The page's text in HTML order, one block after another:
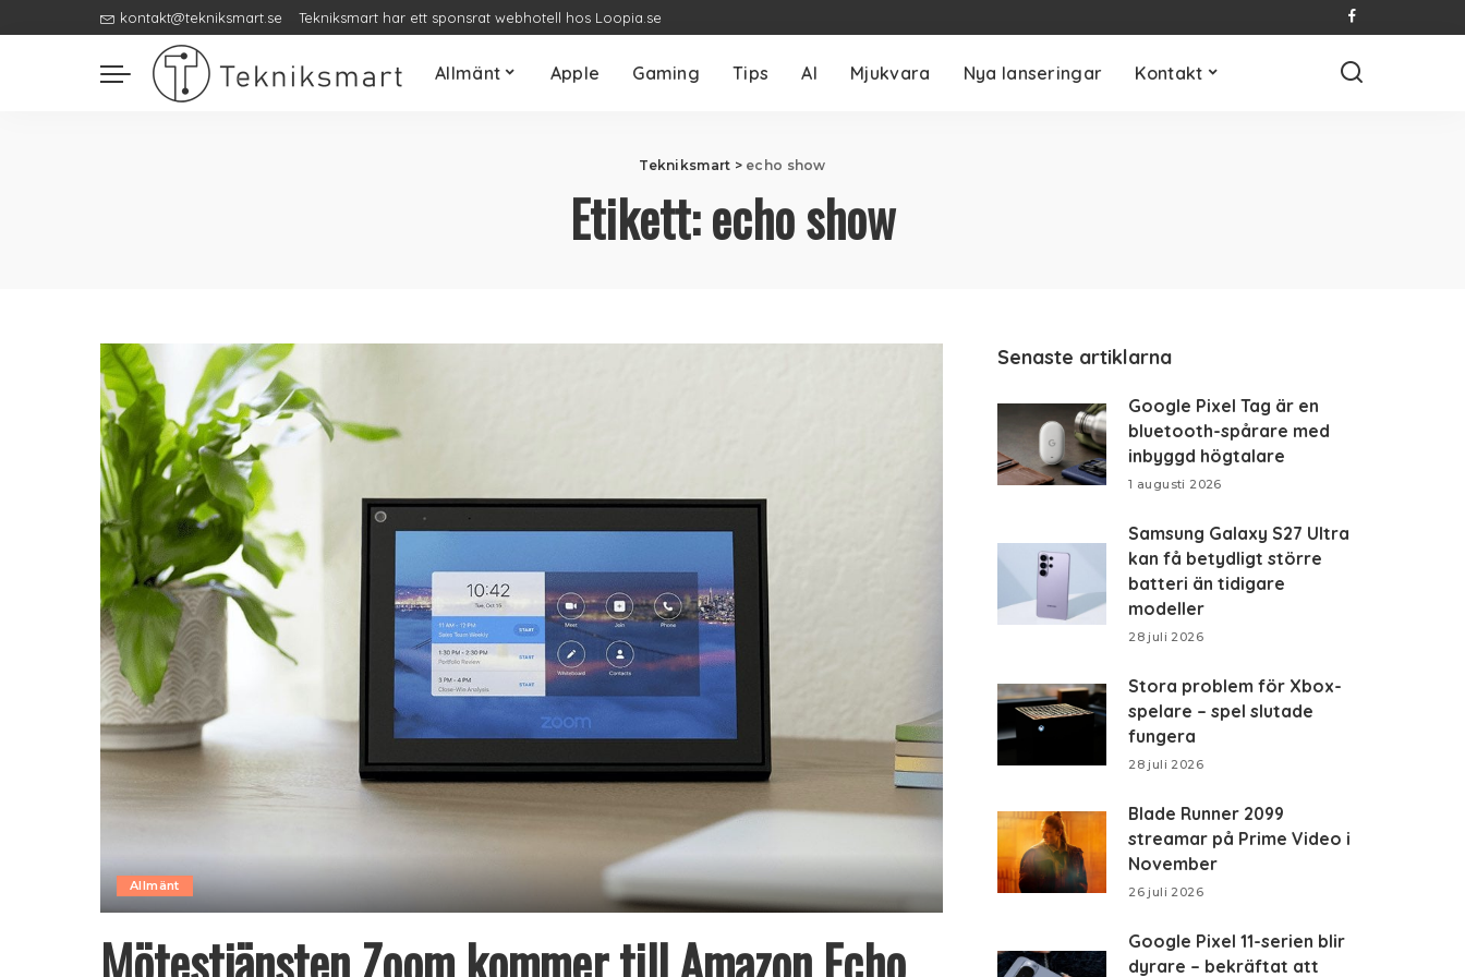
kontakt@tekniksmart.se Tekniksmart har ett sponsrat webhotell hos Loopia.se
Allmänt Apple Gaming Tips AI Mjukvara Nya lanseringar Kontakt
Tekniksmart > echo show
Etikett:echo show
Allmänt
Senaste artiklarna
Google Pixel Tag är en
bluetooth-spårare med
inbyggd högtalare
1 augusti 2026
Samsung Galaxy S27 Ultra
kan få betydligt större
batteri än tidigare
modeller
28 juli 2026
Stora problem för Xbox-
spelare – spel slutade
fungera
28 juli 2026
Blade Runner 2099
streamar på Prime Video i
November
26 juli 2026
Google Pixel 11-serien blir
dyrare – bekräftat att